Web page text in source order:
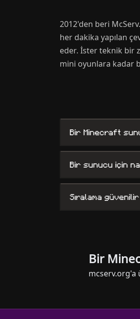
2012'den beri
her dakika yapılan
eder. İster teknik bir
mini oyunlara kadar
Bir Minecraft
Bir sunucu için
Sıralama güvenilir
Bir
mcserv.org'a